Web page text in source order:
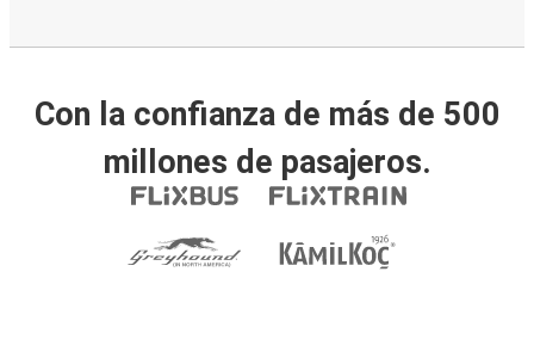
Con la confianza de más de 500
millones de pasajeros.